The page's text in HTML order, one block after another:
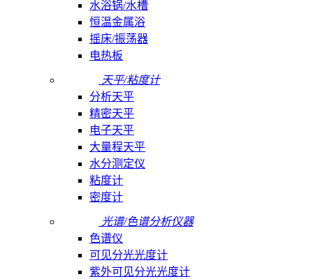
水浴锅/水槽
恒温金属浴
摇床/振荡器
电热板
天平/粘度计
分析天平
精密天平
电子天平
大量程天平
水分测定仪
粘度计
密度计
光谱/色谱分析仪器
色谱仪
可见分光光度计
紫外可见分光光度计